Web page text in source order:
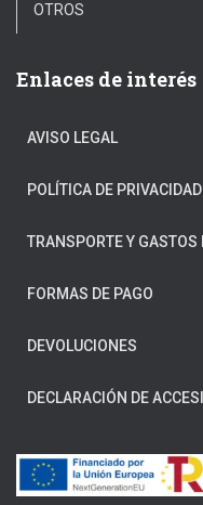
OTROS
Enlaces de interés
AVISO LEGAL
POLÍTICA DE PRIVACIDAD
TRANSPORTE Y GASTOS
FORMAS DE PAGO
DEVOLUCIONES
DECLARACIÓN DE